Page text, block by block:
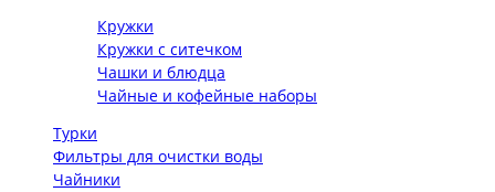
Кружки
Кружки с ситечком
Чашки и блюдца
Чайные и кофейные наборы
Турки
Фильтры для очистки воды
Чайники